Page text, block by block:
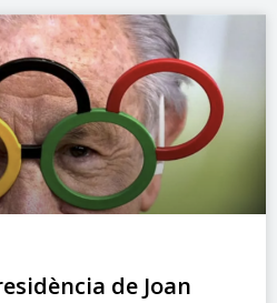
de Joan